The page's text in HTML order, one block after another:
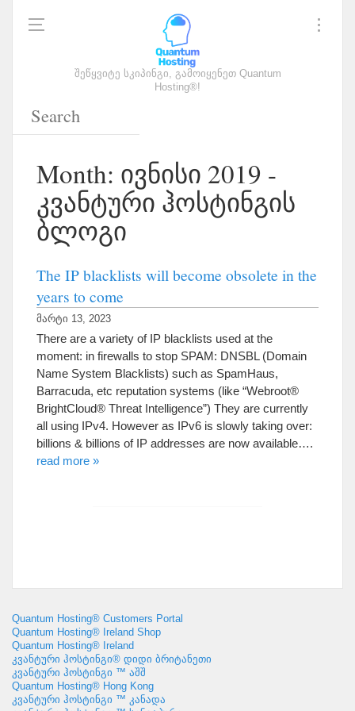
შეწყვიტე სკიპინგი, გამოიყენეთ Quantum
Hosting®!
Month: ივნისი 2019 -
კვანტური ჰოსტინგის
ბლოგი
The IP blacklists will become obsolete in the
years to come
მარტი 13, 2023
There are a variety of IP blacklists used at the
moment: in firewalls to stop SPAM: DNSBL(Domain
Name System Blacklists) such as SpamHaus,
Barracuda, etc reputation systems (like “Webroot®
BrightCloud® Threat Intelligence”) They are currently
all using IPv4. However as IPv6 is slowly taking over:
billions & billions of IP addresses are now available….
read more »
Quantum Hosting® Customers Portal
Quantum Hosting® Ireland Shop
Quantum Hosting® Ireland
კვანტური ჰოსტინგი® დიდი ბრიტანეთი
კვანტური ჰოსტინგი ™ აშშ
Quantum Hosting® Hong Kong
კვანტური ჰოსტინგი ™ კანადა